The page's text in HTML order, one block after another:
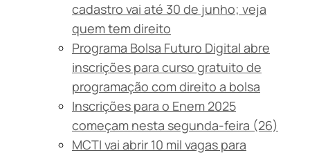
cadastro vai até 30 de junho; veja
quem tem direito
Programa Bolsa Futuro Digital abre
inscrições para curso gratuito de
programação com direito a bolsa
Inscrições para o Enem 2025
começam nesta segunda-feira (26)
MCTI vai abrir 10 mil vagas para